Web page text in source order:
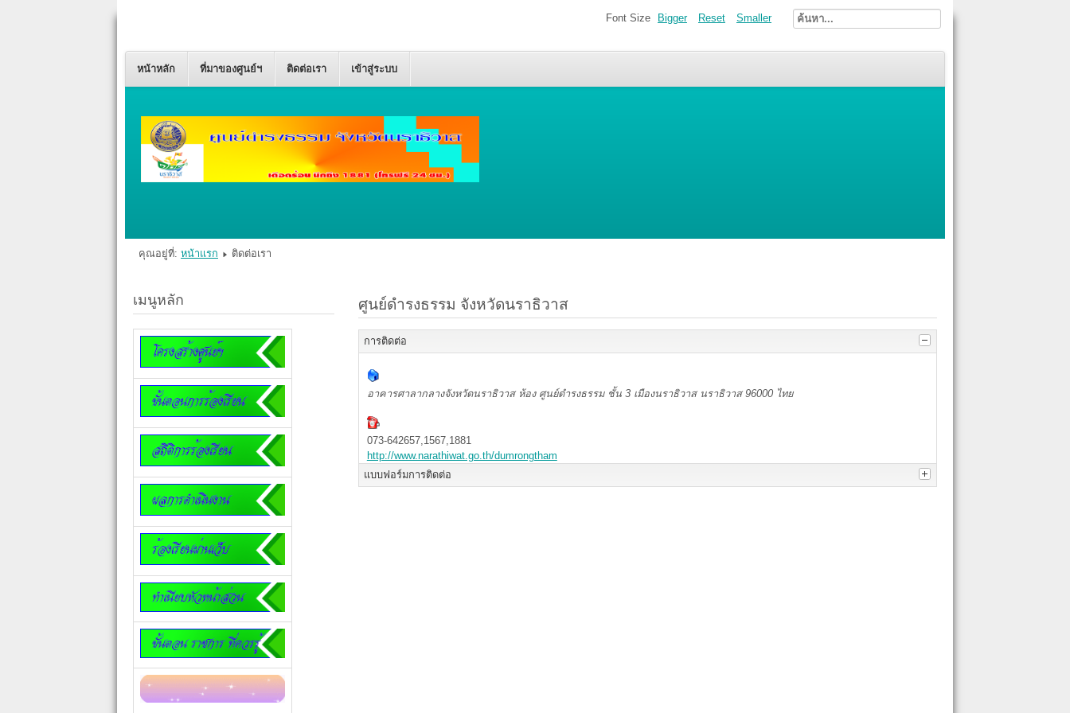
หน้าหลัก ที่มาของศูนย์ฯ ติดต่อเรา เข้าสู่ระบบ
Font Size Bigger Reset Smaller
คุณอยู่ที่: หน้าแรก ติดต่อเรา
เมนูหลัก ศูนย์ดำรงธรรม จังหวัดนราธิวาส
การติดต่อ
อาคารศาลากลางจังหวัดนราธิวาส ห้อง ศูนย์ดำรงธรรม ชั้น 3 เมืองนราธิวาส นราธิวาส96000 ไทย
073-642657,1567,1881
http://www.narathiwat.go.th/dumrongtham
แบบฟอร์มการติดต่อ